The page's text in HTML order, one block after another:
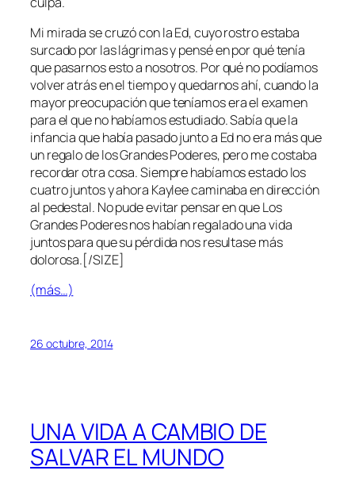
Mi mirada se cruzó con la Ed, cuyo rostro estaba
surcado por las lágrimas y pensé en por qué tenía
que pasarnos esto a nosotros. Por qué no podíamos
volver atrás en el tiempo y quedarnos ahí, cuando la
mayor preocupación que teníamos era el examen
para el que no habíamos estudiado. Sabía que la
infancia que había pasado junto a Ed no era más que
un regalo de los Grandes Poderes, pero me costaba
recordar otra cosa. Siempre habíamos estado los
cuatro juntos y ahora Kaylee caminaba en dirección
al pedestal. No pude evitar pensar en que Los
Grandes Poderes nos habían regalado una vida
juntos para que su pérdida nos resultase más
dolorosa.[/SIZE]
(más…)
26 octubre, 2014
UNA VIDA A CAMBIO DE
SALVAR EL MUNDO